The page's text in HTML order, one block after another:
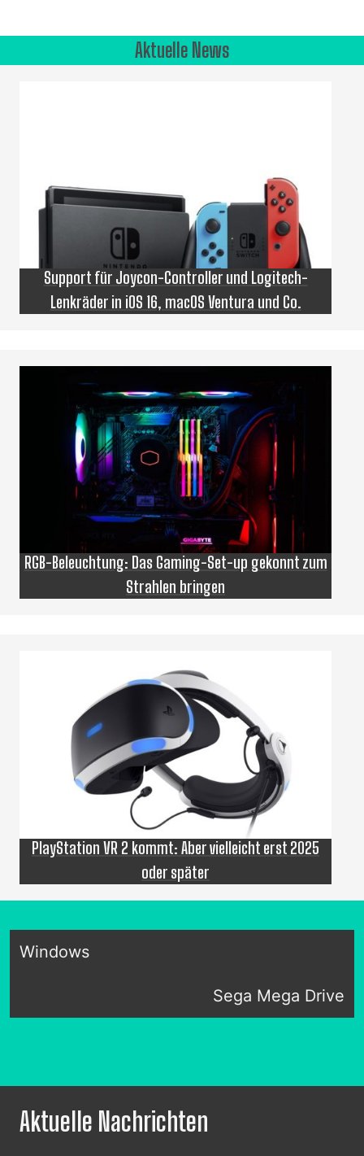
Aktuelle News
Support für Joycon-Controller und Logitech-
Lenkräder in iOS 16, macOS Ventura und Co.
RGB-Beleuchtung: Das Gaming-Set-up gekonnt zum
Strahlen bringen
PlayStation VR 2 kommt: Aber vielleicht erst 2025
oder später
Windows
Sega Mega Drive
Aktuelle Nachrichten